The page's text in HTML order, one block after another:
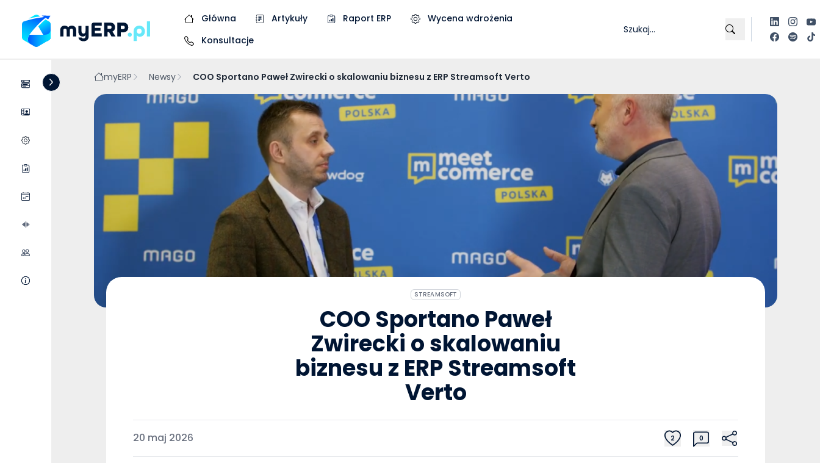
Główna Artykuły Raport ERP
Wycena wdrożenia
Konsultacje
Systemy
myERP Newsy COO Sportano Paweł Zwirecki o skalowaniu biznesu z ERP Streamsoft Verto
STREAMSOFT
COO Sportano Paweł
Zwirecki o skalowaniu
biznesu z ERP Streamsoft
Verto
20 maj 2026 2 0